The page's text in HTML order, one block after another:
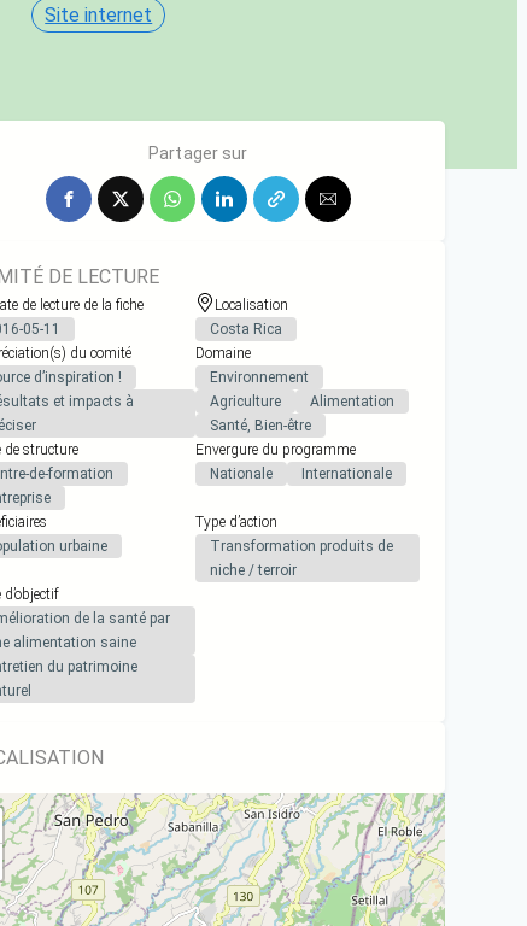
Site internet
Partager sur
DE LECTURE
de lecture de la fiche
05-11
Localisation
Costa Rica
du comité
d’inspiration !
et impacts à
Domaine
Environnement
Agriculture
Alimentation
Santé, Bien-être
de structure
de-formation
Envergure du programme
Nationale
Internationale
urbaine
Type d’action
Transformation produits de
niche / terroir
d’objectif
de la santé par
alimentation saine
du patrimoine